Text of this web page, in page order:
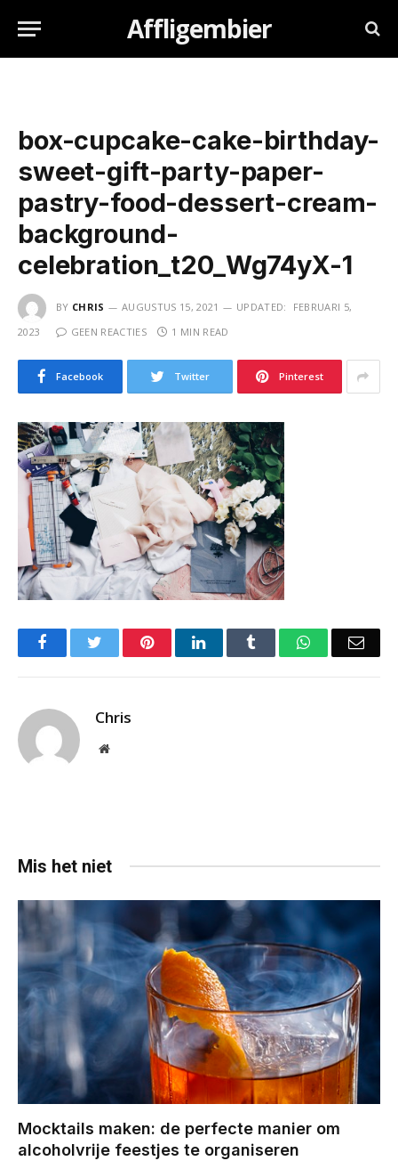
Affligembier
box-cupcake-cake-birthday-
sweet-gift-party-paper-
pastry-food-dessert-cream-
background-
celebration_t20_Wg74yX-1
BY CHRIS AUGUSTUS 15, 2021 UPDATED:
FEBRUARI 5,
2023
GEEN REACTIES 1 MIN READ
Facebook Twitter Pinterest
FacebookTwitter PinterestLinkedIn Tumblr WhatsApp
Chris
Website
Mis het niet
Mocktails maken: de perfecte manier om
alcoholvrije feestjes te organiseren